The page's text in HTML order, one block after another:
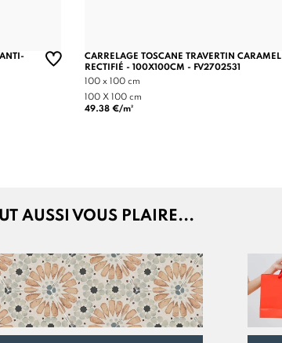
CARRELAGE TOSCANE TRAVERTIN CARAMEL
RECTIFIÉ - 100X100CM - FV2702531
100 x 100 cm
100 X 100 cm
49.38 €/m²
AUSSI VOUS PLAIRE...